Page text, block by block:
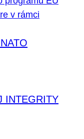
v rámci
INTEGRITY